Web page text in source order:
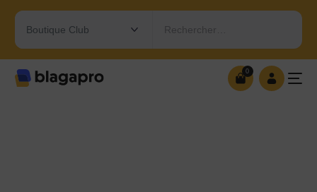
Rechercher…
0